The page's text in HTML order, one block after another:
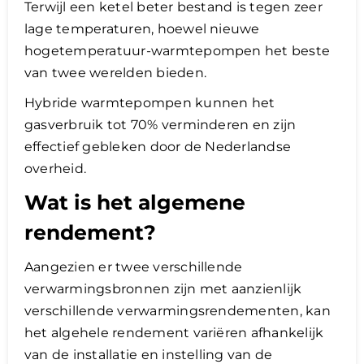
Terwijl een ketel beter bestand is tegen zeer
lage temperaturen, hoewel nieuwe
hogetemperatuur-warmtepompen het beste
van twee werelden bieden.
Hybride warmtepompen kunnen het
gasverbruik tot 70% verminderen en zijn
effectief gebleken door de Nederlandse
overheid.
Wat is het algemene
rendement?
Aangezien er twee verschillende
verwarmingsbronnen zijn met aanzienlijk
verschillende verwarmingsrendementen, kan
het algehele rendement variëren afhankelijk
van de installatie en instelling van de